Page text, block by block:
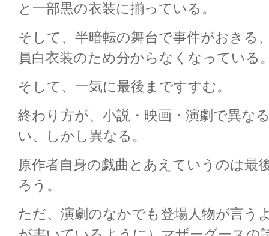
と一部黒の衣装に揃っている。
そして、半暗転の舞台で事件がおきる
員白衣装のため分からなくなっている
そして、一気に最後まですすむ。
終わり方が、小説・映画・演劇で異な
い、しかし異なる。
原作者自身の戯曲とあえていうのは最
ろう。
ただ、演劇のなかでも登場人物が言う